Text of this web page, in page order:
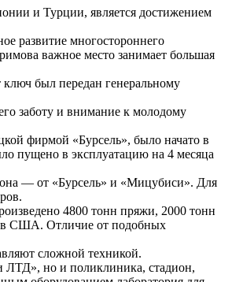
и Турции, является достижением
развитие многостороннего
важное место занимает большая
был передан генеральному
заботу и внимание к молодому
фирмой «Бурсель», было начато в
пущено в эксплуатацию на 4 месяца
— от «Бурсель» и «Мицубиси». Для
4800 тонн пряжи, 2000 тонн
США. Отличие от подобных
сложной техникой.
ЛТД», но и поликлиника, стадион,